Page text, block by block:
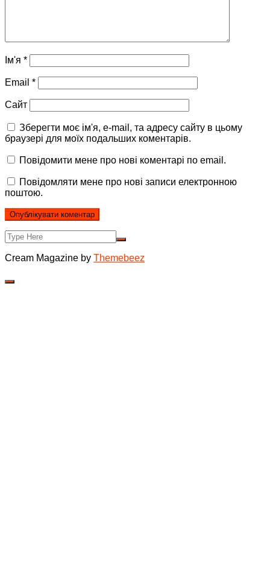
Ім'я *
Email *
Сайт
Зберегти моє ім'я, e-mail, та адресу сайту в цьому
браузері для моїх подальших коментарів.
Повідомити мене про нові коментарі по email.
Повідомляти мене про нові записи електронною
поштою.
Cream Magazine by Themebeez